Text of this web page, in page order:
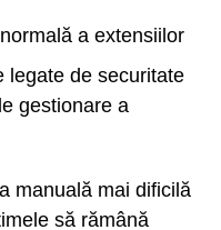
a extensiilor
legate de securitate
gestionare a
manuală mai dificilă
să rămână